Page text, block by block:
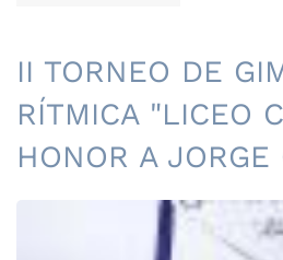
II TORNEO DE
RÍTMICA "LICEO
HONOR A JORGE